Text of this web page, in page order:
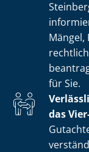
Mängel,
für Sie.
das